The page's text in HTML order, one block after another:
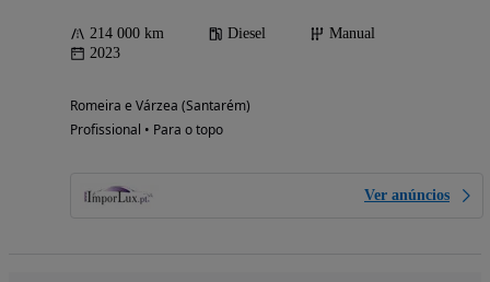
214 000 km Diesel
Manual
2023
Romeira e Várzea (Santarém)
Profissional • Para o topo
Ver anúncios